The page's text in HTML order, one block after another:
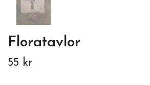
Floratavlor
55 kr